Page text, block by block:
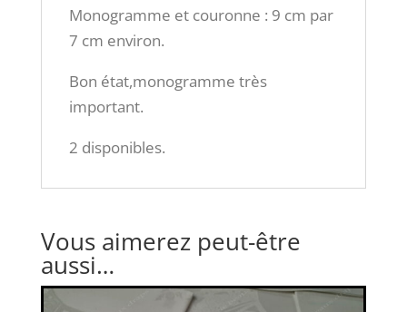
Monogramme et couronne : 9 cm par
7 cm environ.
Bon état,monogramme très
important.
2 disponibles.
Vous aimerez peut-être
aussi…